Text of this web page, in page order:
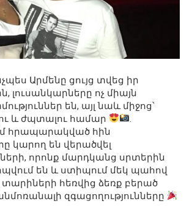
Արմենը ցույց տվեց իր
լուսանկարները ոչ միայն
են, այլ նաև միջոց՝
և ժպտալու համար
հրապարակված հին
կարող են վերածվել
որոնք մարդկանց սրտերին
են և ստիպում մեկ պահով
հեռվից ձեռք բերած
զգացողությունները